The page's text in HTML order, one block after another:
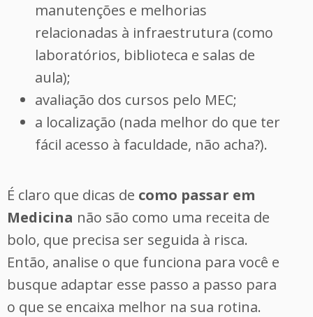
manutenções e melhorias
relacionadas à infraestrutura (como
laboratórios, biblioteca e salas de
aula);
avaliação dos cursos pelo MEC;
a localização (nada melhor do que ter
fácil acesso à faculdade, não acha?).
É claro que dicas de como passar em
Medicina não são como uma receita de
bolo, que precisa ser seguida à risca.
Então, analise o que funciona para você e
busque adaptar esse passo a passo para
o que se encaixa melhor na sua rotina.